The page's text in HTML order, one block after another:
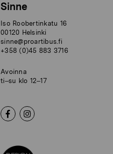
Sinne
Iso Roobertinkatu 16
00120 Helsinki
sinne@proartibus.fi
+358 (0)45 883 3716
Avoinna
ti–su klo 12–17